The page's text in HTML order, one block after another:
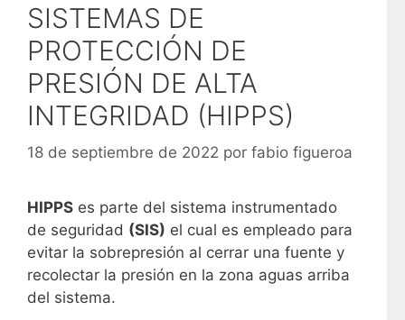
SISTEMAS DE
PROTECCIÓN DE
PRESIÓN DE ALTA
INTEGRIDAD (HIPPS)
18 de septiembre de 2022 por fabio figueroa
HIPPS es parte del sistema instrumentado
de seguridad (SIS) el cual es empleado para
evitar la sobrepresión al cerrar una fuente y
recolectar la presión en la zona aguas arriba
del sistema.